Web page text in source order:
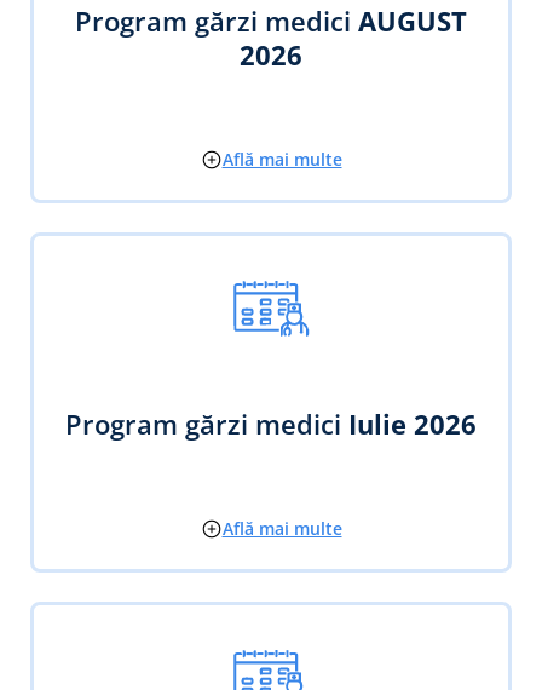
Program gărzi medici AUGUST
2026
Află mai multe
Program gărzi medici Iulie 2026
Află mai multe